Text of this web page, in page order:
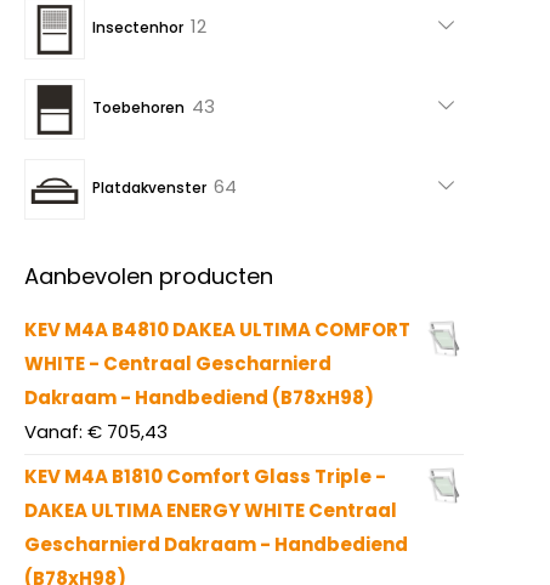
Insectenhor 12
Toebehoren 43
Platdakvenster 64
Aanbevolen producten
KEV M4A B4810 DAKEA ULTIMA COMFORT
WHITE - Centraal Gescharnierd
Dakraam - Handbediend (B78xH98)
Vanaf: € 705,43
KEV M4A B1810 Comfort Glass Triple -
DAKEA ULTIMA ENERGY WHITE Centraal
Gescharnierd Dakraam - Handbediend
(B78xH98)